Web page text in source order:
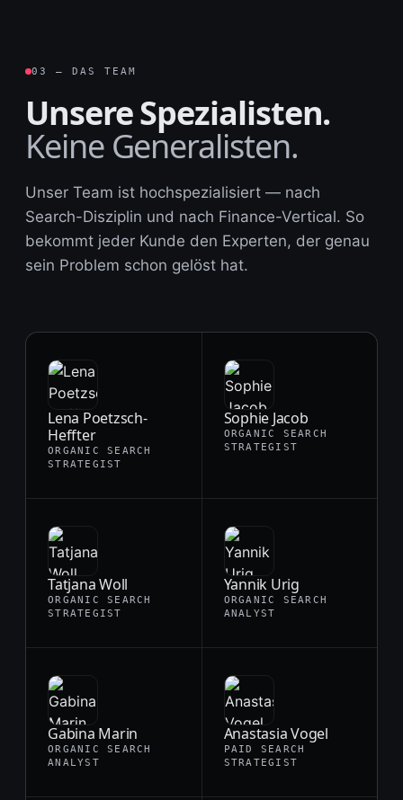
03 — DAS TEAM
Unsere Spezialisten.
Keine Generalisten.
Unser Team ist hochspezialisiert — nach
Search-Disziplin und nach Finance-Vertical. So
bekommt jeder Kunde den Experten, der genau
sein Problem schon gelöst hat.
Lena Poetzsch-
Heffter
ORGANIC SEARCH
STRATEGIST
Sophie Jacob
ORGANIC SEARCH
STRATEGIST
Tatjana Woll
ORGANIC SEARCH
STRATEGIST
Yannik Urig
ORGANIC SEARCH
ANALYST
Gabina Marin
ORGANIC SEARCH
ANALYST
Anastasia Vogel
PAID SEARCH
STRATEGIST